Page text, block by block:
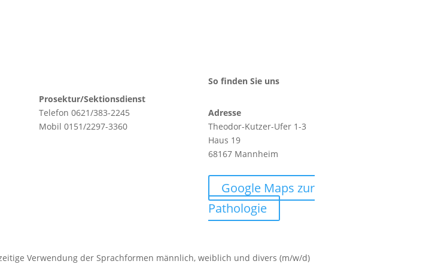
Prosektur/Sektionsdienst
Telefon 0621/383-2245
Mobil 0151/2297-3360
So finden Sie uns
Adresse
Theodor-Kutzer-Ufer 1-3
Haus 19
68167 Mannheim
Google Maps zur
Pathologie
Verwendung der Sprachformen männlich, weiblich und divers (m/w/d)